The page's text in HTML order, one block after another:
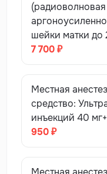
шейки матки до
7 700 ₽
Местная
средство:
инъекций 40
950 ₽